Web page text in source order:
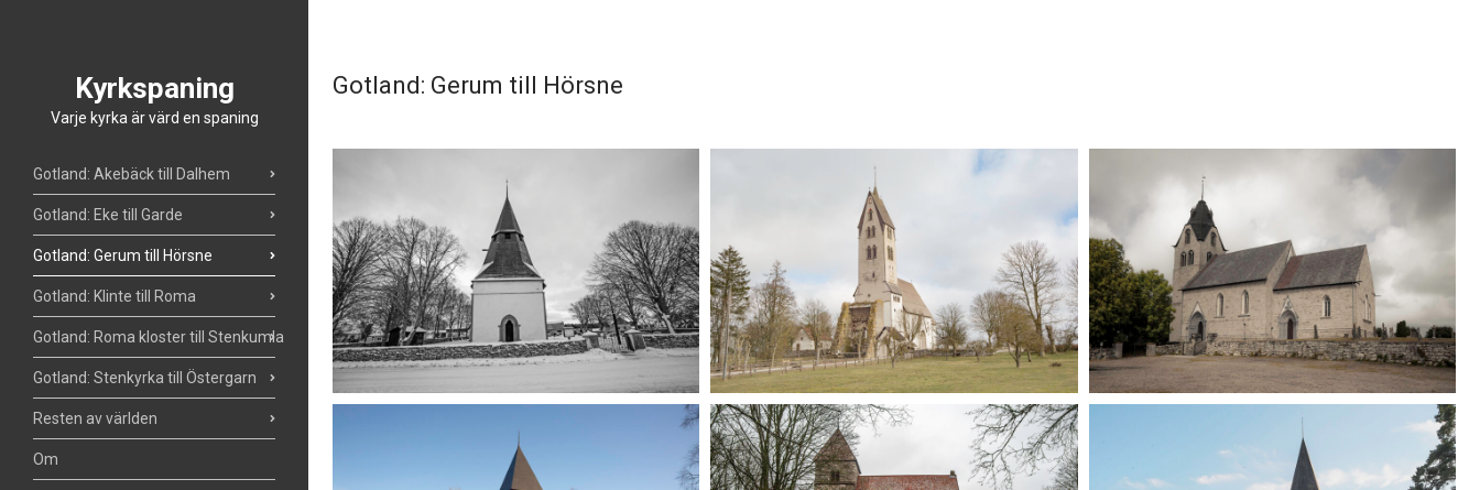
Kyrkspaning
Varje kyrka är värd en spaning
Gotland: Akebäck till Dalhem
Gotland: Eke till Garde
Gotland: Gerum till Hörsne
Gotland: Klinte till Roma
Gotland: Roma kloster till Stenkumla
Gotland: Stenkyrka till Östergarn
Resten av världen
Om
Gotland: Gerum till Hörsne